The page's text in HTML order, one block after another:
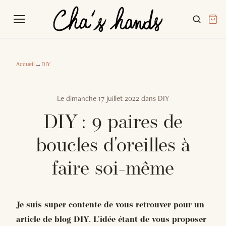
Accueil→DIY
Le dimanche 17 juillet 2022dans DIY
DIY : 9 paires de
boucles d'oreilles à
faire soi-même
Je suis super contente de vous retrouver pour un
article de blog DIY. L'idée étant de vous proposer